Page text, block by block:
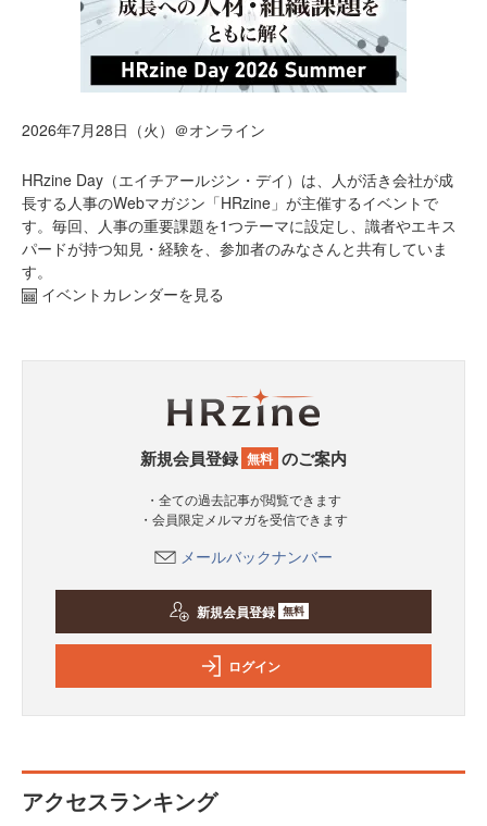
2026年7月28日（火）＠オンライン
HRzine Day（エイチアールジン・デイ）は、人が活き会社が成
長する人事のWebマガジン「HRzine」が主催するイベントで
す。毎回、人事の重要課題を1つテーマに設定し、識者やエキス
パードが持つ知見・経験を、参加者のみなさんと共有していま
す。
イベントカレンダーを見る
新規会員登録 無料 のご案内
・全ての過去記事が閲覧できます
・会員限定メルマガを受信できます
メールバックナンバー
新規会員登録 無料
ログイン
アクセスランキング